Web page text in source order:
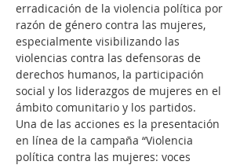
erradicación de la violencia política por
razón de género contra las mujeres,
especialmente visibilizando las
violencias contra las defensoras de
derechos humanos, la participación
social y los liderazgos de mujeres en el
ámbito comunitario y los partidos.
Una de las acciones es la presentación
en línea de la campaña “Violencia
política contra las mujeres: voces